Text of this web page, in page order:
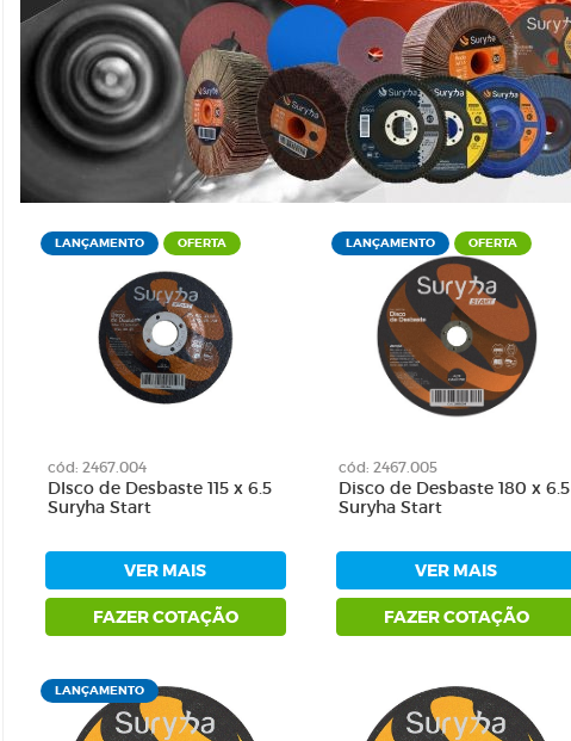
Feltros
Fibras de Limpeza
Folha de Lixa
Lima Rotativa
Limas Diamantadas
Limas para Limadoras
Lixa Folha
Lixas Velcro
Roda 100 x 50
Roda 115 x 20
Roda 250 x 100
Roda 250 x 50
Roda 250 x 70
Rodas de Lixa
Suporte para Lixas Cinta
Suportes
LANÇAMENTO OFERTA
cód: 2467.004
DIsco de Desbaste 115 x 6.5
Suryha Start
VER MAIS
FAZER COTAÇÃO
LANÇAMENTO OFERTA
cód: 2467.005
Disco de Desbaste 180 x 6.5
Suryha Start
VER MAIS
FAZER COTAÇÃO
LANÇAMENTO